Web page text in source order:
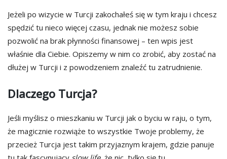
Jeżeli po wizycie w Turcji zakochałeś się w tym kraju i chcesz
spędzić tu nieco więcej czasu, jednak nie możesz sobie
pozwolić na brak płynności finansowej – ten wpis jest
właśnie dla Ciebie. Opiszemy w nim co zrobić, aby zostać na
dłużej w Turcji i z powodzeniem znaleźć tu zatrudnienie.
Dlaczego Turcja?
Jeśli myślisz o mieszkaniu w Turcji jak o byciu w raju, o tym,
że magicznie rozwiąże to wszystkie Twoje problemy, że
przecież Turcja jest takim przyjaznym krajem, gdzie panuje